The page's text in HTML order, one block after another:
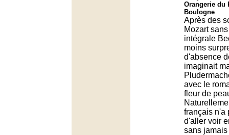
Orangerie du
Boulogne
Après des
Mozart
intégrale
moins
d'absence
imaginait
avec le
fleur de
français n'a
d'aller voir
sans jamais